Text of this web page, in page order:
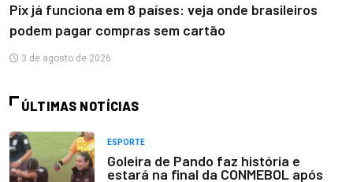
Pix já funciona em 8 países: veja onde brasileiros
podem pagar compras sem cartão
3 de agosto de 2026
ÚLTIMAS NOTÍCIAS
ESPORTE
Goleira de Pando faz história e
estará na final da CONMEBOL após